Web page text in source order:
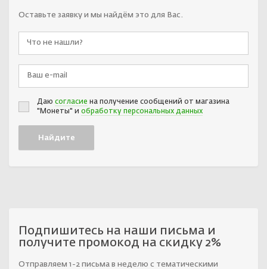
Оставьте заявку и мы найдём это для Вас.
Даю согласие на получение сообщений от магазина
"Монеты" и обработку персональных данных
Подпишитесь на наши письма и
получите промокод на скидку 2%
Отправляем 1-2 письма в неделю с тематическими